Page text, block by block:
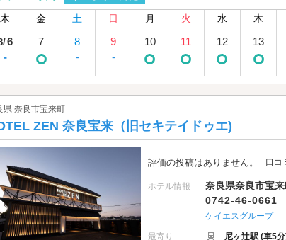
木
金 土 日 月 火 水 木
6
-
7
8
-
9
-
10 11 12 13
県 奈良市宝来町
ZEN 奈良宝来（旧セキテイドゥエ)
評価の投稿はありません。 口コ
ホテル情報
奈良県奈良市宝
0742-46-0661
ケイエスグループ
最寄り
尼ヶ辻駅 (車5